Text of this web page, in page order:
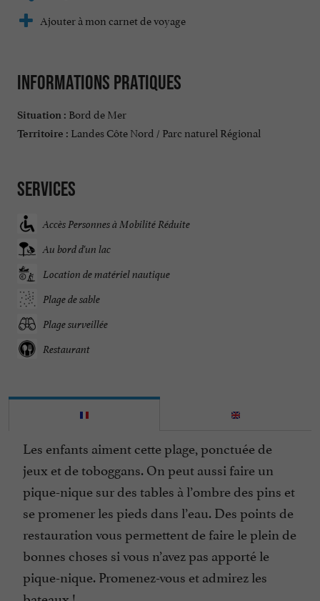
Ajouter à mon carnet de voyage
Informations pratiques
Situation : Bord de Mer
Territoire : Landes Côte Nord / Parc naturel Régional
Services
Accès Personnes à Mobilité Réduite
Au bord d'un lac
Location de matériel nautique
Plage de sable
Plage surveillée
Restaurant
Les enfants aiment cette plage, ponctuée de
jeux et de toboggans. On peut aussi faire un
pique-nique sur des tables à l’ombre des pins et
se promener les pieds dans l’eau. Des points de
restauration vous permettent de faire le plein de
bonnes choses si vous n’avez pas apporté le
pique-nique. Promenez-vous et admirez les